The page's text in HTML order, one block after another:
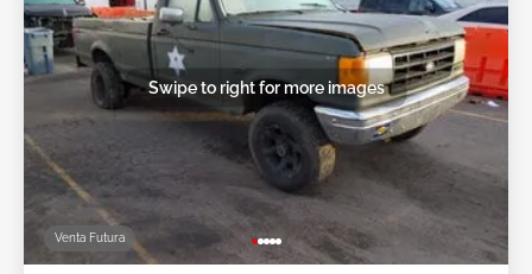
Venta Futura
Swipe to right for more images